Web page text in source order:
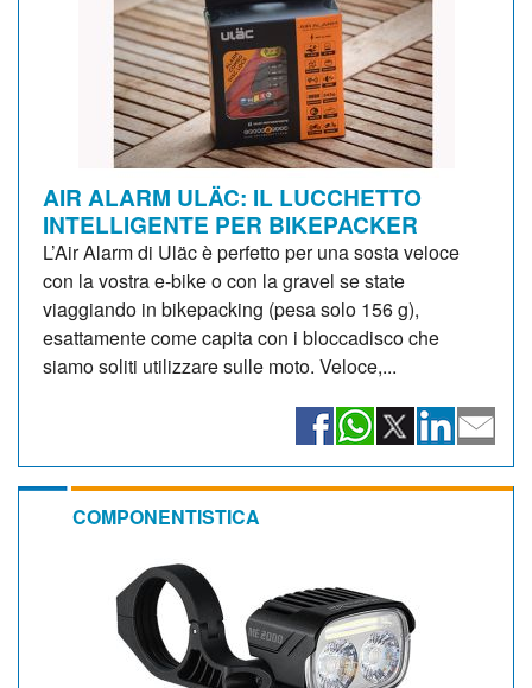
AIR ALARM ULÄC: IL LUCCHETTO
INTELLIGENTE PER BIKEPACKER
L’Air Alarm di Uläc è perfetto per una sosta veloce
con la vostra e-bike o con la gravel se state
viaggiando in bikepacking (pesa solo 156 g),
esattamente come capita con i bloccadisco che
siamo soliti utilizzare sulle moto. Veloce,...
COMPONENTISTICA